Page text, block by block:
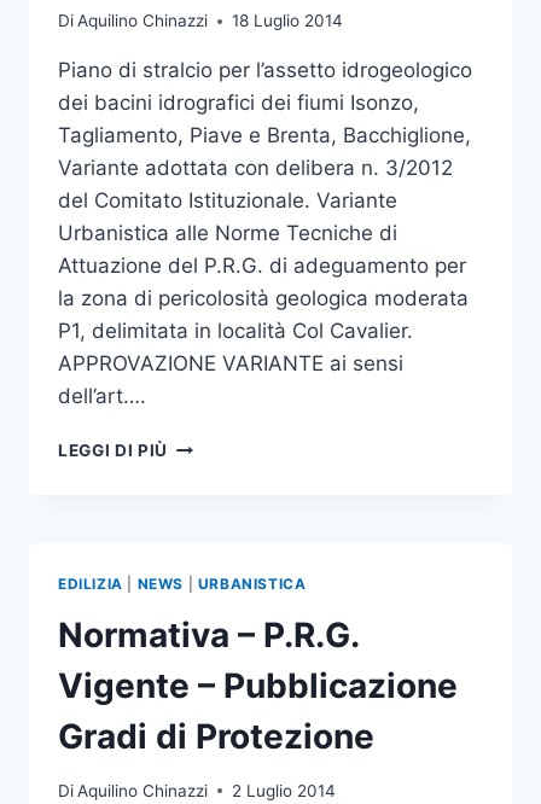
DiAquilino Chinazzi 18 Luglio 2014
Piano di stralcio per l’assetto idrogeologico
dei bacini idrografici dei fiumi Isonzo,
Tagliamento, Piave e Brenta, Bacchiglione,
Variante adottata con delibera n. 3/2012
del Comitato Istituzionale. Variante
Urbanistica alle Norme Tecniche di
Attuazione del P.R.G. di adeguamento per
la zona di pericolosità geologica moderata
P1, delimitata in località Col Cavalier.
APPROVAZIONE VARIANTE ai sensi
dell’art….
LEGGI DI PIÙ ZONA
P.1
DEL
COL
CAVALIER
APPROVAZIONE
VARIANTE
URBANISTICA
NTA
EDILIZIA NEWS URBANISTICA
Normativa – P.R.G.
Vigente – Pubblicazione
Gradi di Protezione
DiAquilino Chinazzi 2 Luglio 2014